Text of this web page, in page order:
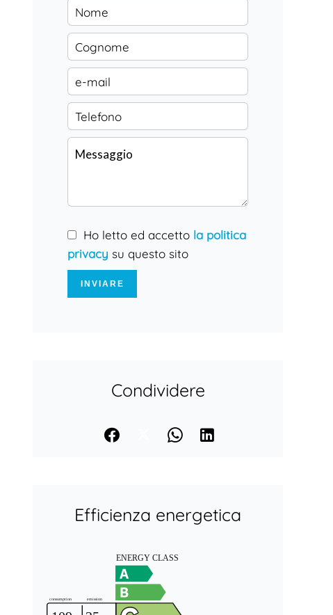
Ho letto ed accetto la politica
privacy su questo sito
INVIARE
Condividere
Efficienza energetica